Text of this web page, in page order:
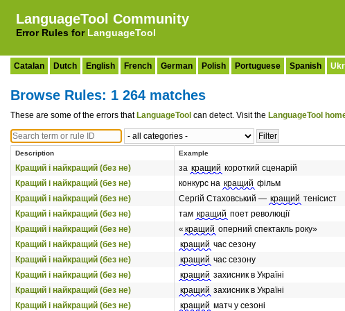
LanguageTool Community
Error Rules for LanguageTool
Catalan Dutch English French German Polish Portuguese Spanish
Browse Rules: 1 264 matches
These are some of the errors that LanguageTool can detect. Visit the LanguageTool
Description Example
Кращий і найкращий (без не) за кращий короткий сценарій
Кращий і найкращий (без не)
конкурс на кращий фільм
Кращий і найкращий (без не)
Сергій Стаховський — кращий тенісист
Кращий і найкращий (без не)
там кращий поет революції
Кращий і найкращий (без не)
« кращий оперний спектакль року»
Кращий і найкращий (без не)
кращий час сезону
Кращий і найкращий (без не)
кращий час сезону
Кращий і найкращий (без не)
кращий захисник в Україні
Кращий і найкращий (без не)
кращий захисник в Україні
Кращий і найкращий (без не)
кращий матч у сезоні